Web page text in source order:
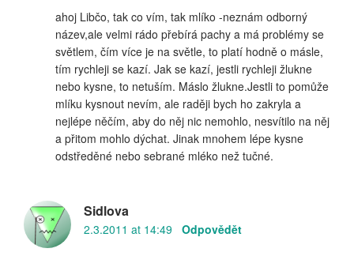
ahoj Libčo, tak co vím, tak mlíko -neznám odborný
název,ale velmi rádo přebírá pachy a má problémy se
světlem, čím více je na světle, to platí hodně o másle,
tím rychleji se kazí. Jak se kazí, jestli rychleji žlukne
nebo kysne, to netuším. Máslo žlukne.Jestli to pomůže
mlíku kysnout nevím, ale raději bych ho zakryla a
nejlépe něčím, aby do něj nic nemohlo, nesvítilo na něj
a přitom mohlo dýchat. Jinak mnohem lépe kysne
odstředěné nebo sebrané mléko než tučné.
Sidlova
2.3.2011 at 14:49 Odpovědět